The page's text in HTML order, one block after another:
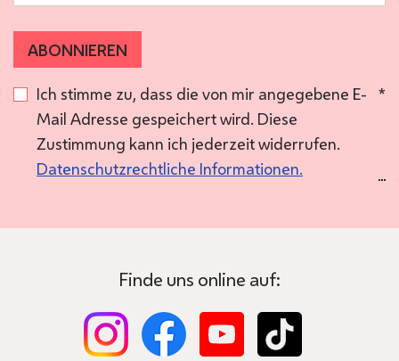
ABONNIEREN
Ich stimme zu, dass die von mir angegebene E-
Mail Adresse gespeichert wird. Diese
Zustimmung kann ich jederzeit widerrufen.
Datenschutzrechtliche Informationen.
*
Finde uns online auf: